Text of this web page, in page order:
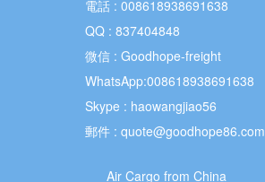
電話 : 008618938691638
QQ : 837404848
微信 : Goodhope-freight
WhatsApp:008618938691638
Skype : haowangjiao56
郵件 : quote@goodhope86.com
Air Cargo from China